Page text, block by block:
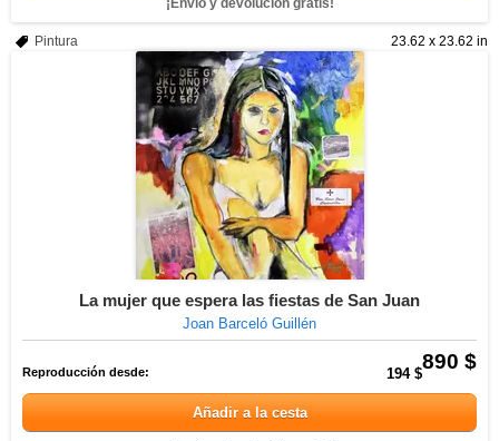
¡Envío y devolución gratis!
23.62 x 23.62 in
Pintura
La mujer que espera las fiestas de San Juan
Joan Barceló Guillén
890 $
Reproducción desde: 194 $
Añadir a la cesta